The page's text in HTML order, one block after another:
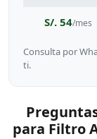
S/. 54/mes
Consulta por
ti.
para Filtro